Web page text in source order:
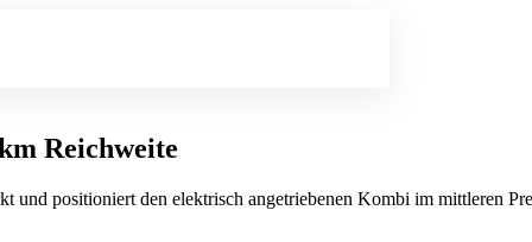
Reichweite
positioniert den elektrisch angetriebenen Kombi im mittleren